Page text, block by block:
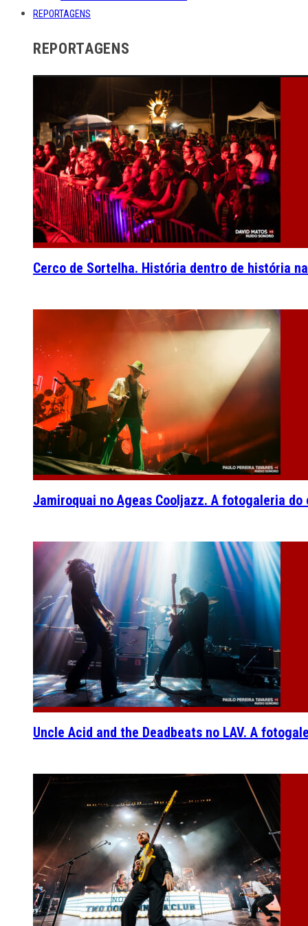
REPORTAGENS
REPORTAGENS
Cerco de Sortelha. História dentro de história
Jamiroquai no Ageas Cooljazz. A fotogaleria do
Uncle Acid and the Deadbeats no LAV. A